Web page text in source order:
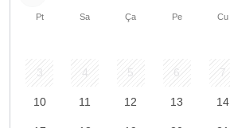
Pt Sa Ça Pe Cu
3 4 5 6 7
10 11 12 13 14